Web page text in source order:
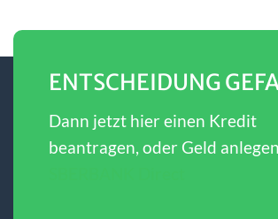
ENTSCHEIDUNG
Dann jetzt hier einen Kredit
beantragen, oder Geld